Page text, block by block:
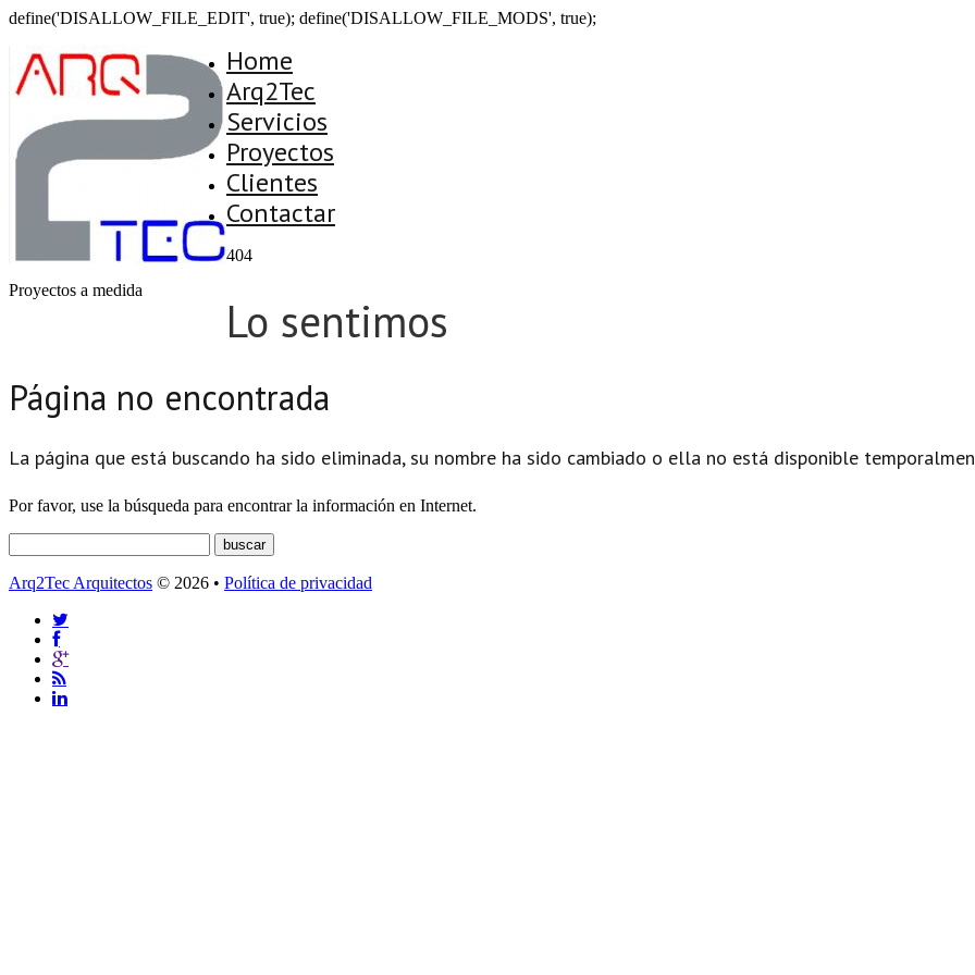
define('DISALLOW_FILE_EDIT', true); define('DISALLOW_FILE_MODS', true);
Proyectos a medida
Home
Arq2Tec
Servicios
Proyectos
Clientes
Contactar
404
Lo sentimos
Página no encontrada
La página que está buscando ha sido eliminada, su nombre ha sido cambiado o ella no está disponible
Por favor, use la búsqueda para encontrar la información en Internet.
Arq2Tec Arquitectos © 2026 • Política de privacidad